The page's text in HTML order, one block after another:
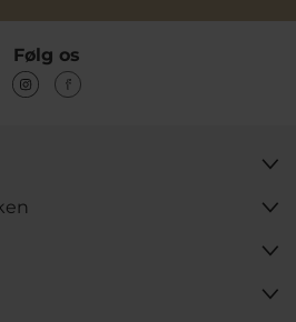
Følg os